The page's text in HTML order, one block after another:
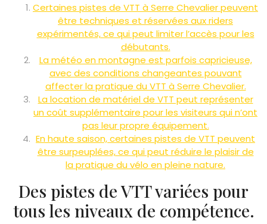
Certaines pistes de VTT à Serre Chevalier peuvent
être techniques et réservées aux riders
expérimentés, ce qui peut limiter l’accès pour les
débutants.
La météo en montagne est parfois capricieuse,
avec des conditions changeantes pouvant
affecter la pratique du VTT à Serre Chevalier.
La location de matériel de VTT peut représenter
un coût supplémentaire pour les visiteurs qui n’ont
pas leur propre équipement.
En haute saison, certaines pistes de VTT peuvent
être surpeuplées, ce qui peut réduire le plaisir de
la pratique du vélo en pleine nature.
Des pistes de VTT variées pour
tous les niveaux de compétence.